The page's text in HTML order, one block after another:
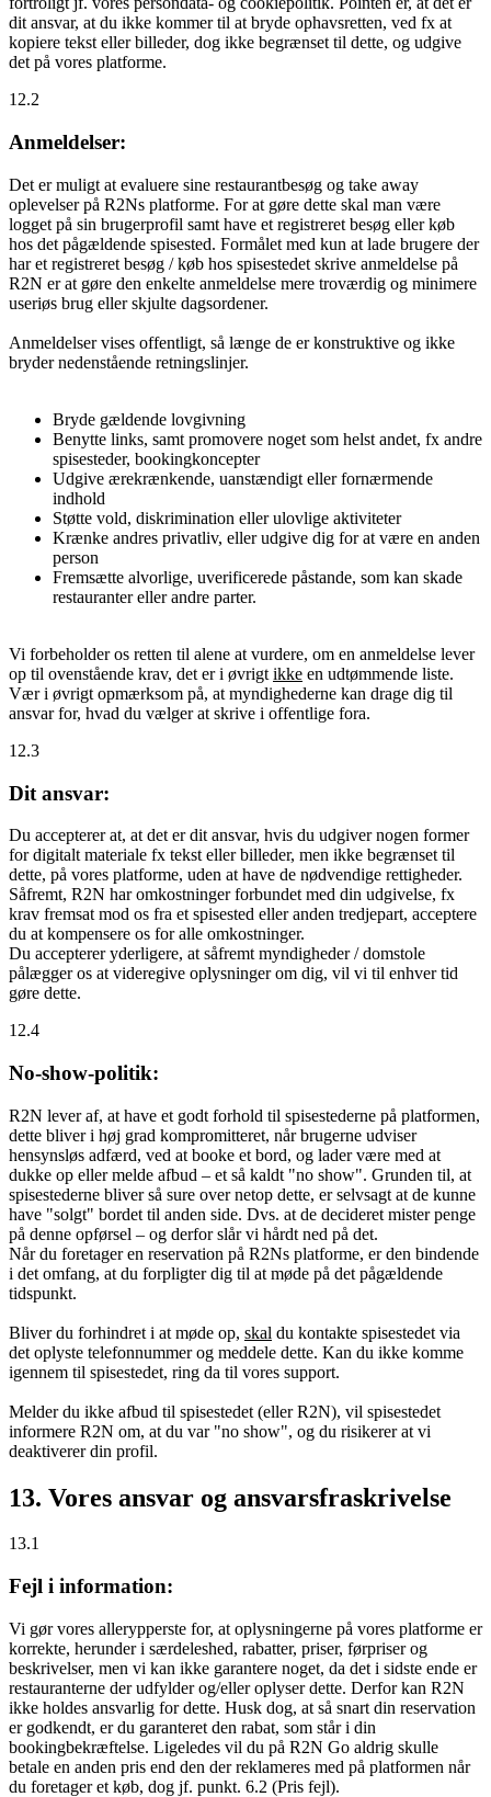
dit ansvar, at du ikke kommer til at bryde ophavsretten, ved fx at
kopiere tekst eller billeder, dog ikke begrænset til dette, og udgive
det på vores platforme.
12.2
Anmeldelser:
Det er muligt at evaluere sine restaurantbesøg og take away
oplevelser på R2Ns platforme. For at gøre dette skal man være
logget på sin brugerprofil samt have et registreret besøg eller køb
hos det pågældende spisested. Formålet med kun at lade brugere der
har et registreret besøg / køb hos spisestedet skrive anmeldelse på
R2N er at gøre den enkelte anmeldelse mere troværdig og minimere
useriøs brug eller skjulte dagsordener.
Anmeldelser vises offentligt, så længe de er konstruktive og ikke
bryder nedenstående retningslinjer.
Bryde gældende lovgivning
Benytte links, samt promovere noget som helst andet, fx andre
spisesteder, bookingkoncepter
Udgive ærekrænkende, uanstændigt eller fornærmende
indhold
Støtte vold, diskrimination eller ulovlige aktiviteter
Krænke andres privatliv, eller udgive dig for at være en anden
person
Fremsætte alvorlige, uverificerede påstande, som kan skade
restauranter eller andre parter.
Vi forbeholder os retten til alene at vurdere, om en anmeldelse lever
op til ovenstående krav, det er i øvrigt ikke en udtømmende liste.
Vær i øvrigt opmærksom på, at myndighederne kan drage dig til
ansvar for, hvad du vælger at skrive i offentlige fora.
12.3
Dit ansvar:
Du accepterer at, at det er dit ansvar, hvis du udgiver nogen former
for digitalt materiale fx tekst eller billeder, men ikke begrænset til
dette, på vores platforme, uden at have de nødvendige rettigheder.
Såfremt, R2N har omkostninger forbundet med din udgivelse, fx
krav fremsat mod os fra et spisested eller anden tredjepart, acceptere
du at kompensere os for alle omkostninger.
Du accepterer yderligere, at såfremt myndigheder / domstole
pålægger os at videregive oplysninger om dig, vil vi til enhver tid
gøre dette.
12.4
No-show-politik:
R2N lever af, at have et godt forhold til spisestederne på platformen,
dette bliver i høj grad kompromitteret, når brugerne udviser
hensynsløs adfærd, ved at booke et bord, og lader være med at
dukke op eller melde afbud – et så kaldt "no show". Grunden til, at
spisestederne bliver så sure over netop dette, er selvsagt at de kunne
have "solgt" bordet til anden side. Dvs. at de decideret mister penge
på denne opførsel – og derfor slår vi hårdt ned på det.
Når du foretager en reservation på R2Ns platforme, er den bindende
i det omfang, at du forpligter dig til at møde på det pågældende
tidspunkt.
Bliver du forhindret i at møde op, skal du kontakte spisestedet via
det oplyste telefonnummer og meddele dette. Kan du ikke komme
igennem til spisestedet, ring da til vores support.
Melder du ikke afbud til spisestedet (eller R2N), vil spisestedet
informere R2N om, at du var "no show", og du risikerer at vi
deaktiverer din profil.
13. Vores ansvar og ansvarsfraskrivelse
13.1
Fejl i information:
Vi gør vores allerypperste for, at oplysningerne på vores platforme er
korrekte, herunder i særdeleshed, rabatter, priser, førpriser og
beskrivelser, men vi kan ikke garantere noget, da det i sidste ende er
restauranterne der udfylder og/eller oplyser dette. Derfor kan R2N
ikke holdes ansvarlig for dette. Husk dog, at så snart din reservation
er godkendt, er du garanteret den rabat, som står i din
bookingbekræftelse. Ligeledes vil du på R2N Go aldrig skulle
betale en anden pris end den der reklameres med på platformen når
du foretager et køb, dog jf. punkt. 6.2 (Pris fejl).